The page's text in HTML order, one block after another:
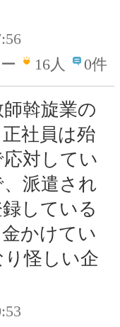
16人 0件
斡旋業の
社員は殆
対してい
派遣され
している
かけてい
怪しい企